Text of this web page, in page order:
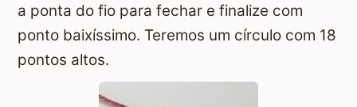
a ponta do fio para fechar e finalize com
ponto baixíssimo. Teremos um círculo com 18
pontos altos.